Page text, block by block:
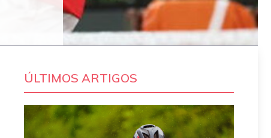
ÚLTIMOS ARTIGOS